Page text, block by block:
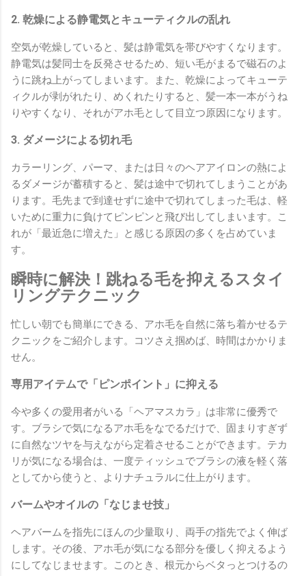
2. 乾燥による静電気とキューティクルの乱れ
空気が乾燥していると、髪は静電気を帯びやすくなります。
静電気は髪同士を反発させるため、短い毛がまるで磁石のよ
うに跳ね上がってしまいます。また、乾燥によってキューテ
ィクルが剥がれたり、めくれたりすると、髪一本一本がうね
りやすくなり、それがアホ毛として目立つ原因になります。
3. ダメージによる切れ毛
カラーリング、パーマ、または日々のヘアアイロンの熱によ
るダメージが蓄積すると、髪は途中で切れてしまうことがあ
ります。毛先まで到達せずに途中で切れてしまった毛は、軽
いために重力に負けてピンピンと飛び出してしまいます。こ
れが「最近急に増えた」と感じる原因の多くを占めていま
す。
瞬時に解決！跳ねる毛を抑えるスタイ
リングテクニック
忙しい朝でも簡単にできる、アホ毛を自然に落ち着かせるテ
クニックをご紹介します。コツさえ掴めば、時間はかかりま
せん。
専用アイテムで「ピンポイント」に抑える
今や多くの愛用者がいる「ヘアマスカラ」は非常に優秀で
す。ブラシで気になるアホ毛をなでるだけで、固まりすぎず
に自然なツヤを与えながら定着させることができます。テカ
リが気になる場合は、一度ティッシュでブラシの液を軽く落
としてから使うと、よりナチュラルに仕上がります。
バームやオイルの「なじませ技」
ヘアバームを指先にほんの少量取り、両手の指先でよく伸ば
します。その後、アホ毛が気になる部分を優しく抑えるよう
にしてなじませます。このとき、根元からベタっとつけるの